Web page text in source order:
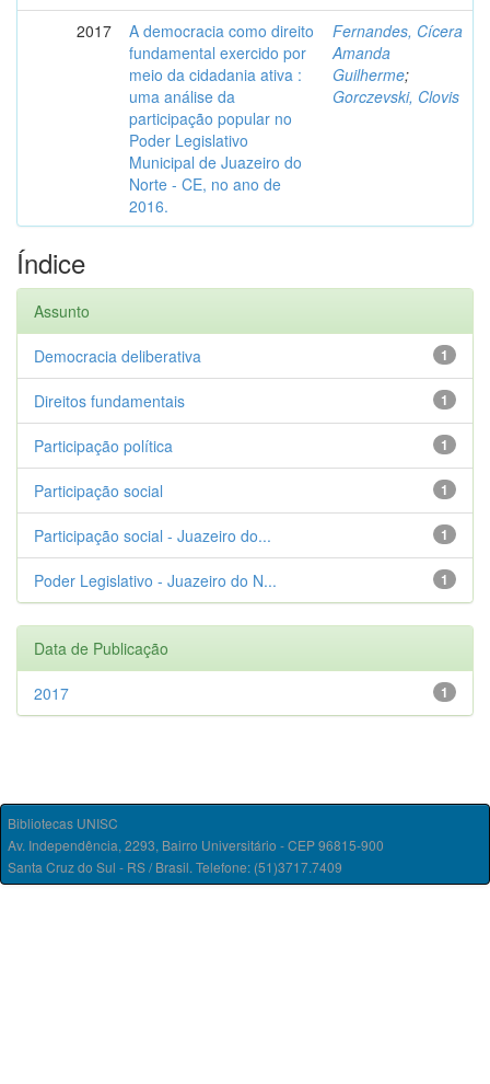
2017
A democracia como direito
fundamental exercido por
meio da cidadania ativa :
uma análise da
participação popular no
Poder Legislativo
Municipal de Juazeiro do
Norte - CE, no ano de
2016.
Fernandes, Cícera
Amanda
Guilherme;
Gorczevski, Clovis
Índice
Assunto
1
Democracia deliberativa
1
Direitos fundamentais
1
Participação política
1
Participação social
1
Participação social - Juazeiro do...
1
Poder Legislativo - Juazeiro do N...
Data de Publicação
1
2017
Bibliotecas UNISC
Av. Independência, 2293, Bairro Universitário - CEP 96815-900
Santa Cruz do Sul - RS / Brasil. Telefone: (51)3717.7409